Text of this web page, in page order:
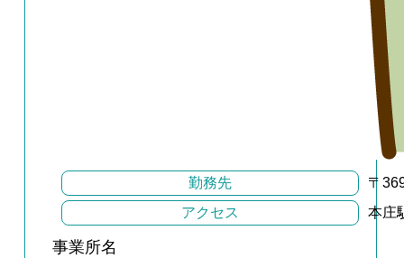
勤務先
〒
アクセス
本庄
事業所名